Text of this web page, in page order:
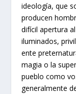
ideología, que
producen
difícil apertura
iluminados,
ente
magia o la
pueblo como
generalmente